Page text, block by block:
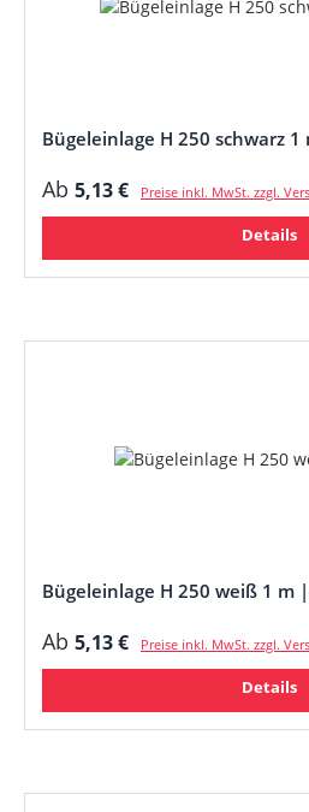
Bügeleinlage H 250 schwarz
Regulärer Preis:
Ab 5,13 € Preise inkl. MwSt. zzgl.
Details
Bügeleinlage H 250 weiß 1 m
Regulärer Preis:
Ab 5,13 € Preise inkl. MwSt. zzgl.
Details